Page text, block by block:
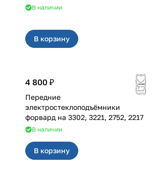
В наличии
В корзину
4 800 ₽
Передние
электростеклоподъёмники
форвард на 3302, 3221, 2752, 2217
В наличии
В корзину